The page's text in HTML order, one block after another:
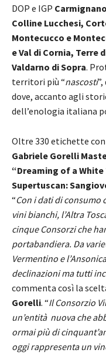
DOP e IGP
Colline Lucchesi,
Montecucco e
e Val di Cornia, Terre
Valdarno di Sopra.
territori più “nascosti
dove, accanto agli
dell’enologia italiana
Oltre 330 etichette
Gabriele Gorelli
“Dreaming of a White
Supertuscan:
“Con i dati di consumo
vini bianchi, l’Altra
cinque Consorzi che
portabandiera. Da
Vermentino e
declinazioni ma tutti
commenta così la
Gorelli. “Il Consorzio
un’entità nuova che
ormai più di
oggi rappresenta un